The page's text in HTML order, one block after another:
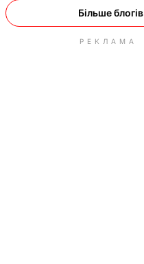
Більше блогів
РЕКЛАМА